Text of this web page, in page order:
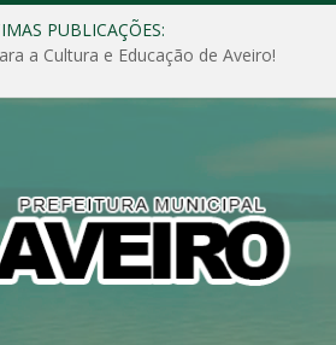
PUBLICAÇÕES:
a Cultura e Educação de Aveiro!